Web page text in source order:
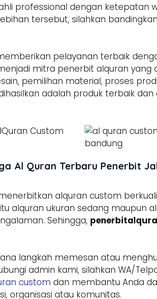
professional dengan ketepatan
tersebut, silahkan
pelayanan terbaik
mitra penerbit alquran
pemilihan material, proses
adalah produk terbaik
Al Quran Terbaru Penerbit
alquran custom
alquran ukuran sedang maupun
Sehingga,
langkah memesan atau
admin kami, silahkan WA/
custom dan membantu Anda
organisasi atau komunitas.